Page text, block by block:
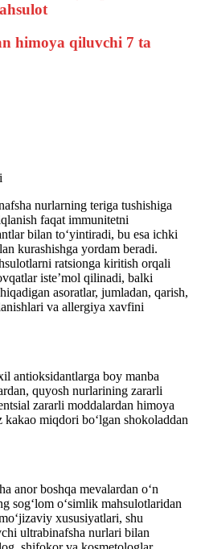
himoya qiluvchi 7 ta
nurlarning teriga tushishiga
faqat immunitetni
bilan to‘yintiradi, bu esa ichki
kurashishga yordam beradi.
ratsionga kiritish orqali
iste’mol qilinadi, balki
asoratlar, jumladan, qarish,
va allergiya xavfini
antioksidantlarga boy manba
quyosh nurlarining zararli
zararli moddalardan himoya
miqdori bo‘lgan shokoladdan
anor boshqa mevalardan o‘n
sog‘lom o‘simlik mahsulotlaridan
xususiyatlari, shu
ultrabinafsha nurlari bilan